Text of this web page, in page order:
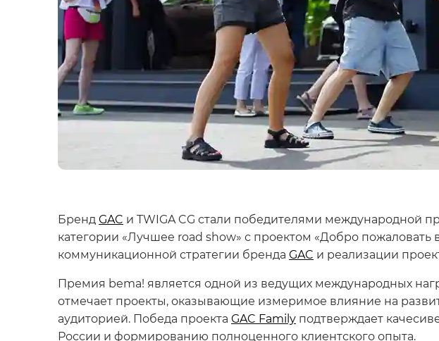
Бренд GAC и TWIGA CG стали победителями международной
категории «Лучшее road show» с проектом «Добро пожаловать
коммуникационной стратегии бренда GAC и реализации
Премия bema! является одной из ведущих международных
отмечает проекты, оказывающие измеримое влияние на
аудиторией. Победа проекта GAC Family подтверждает
России и формированию полноценного клиентского опыта.